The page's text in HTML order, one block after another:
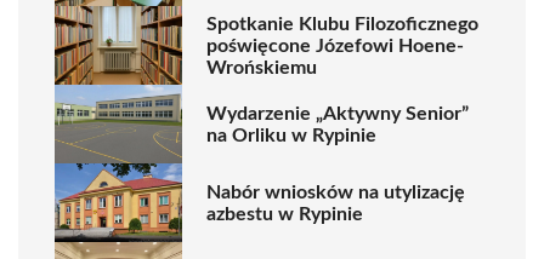
Spotkanie Klubu Filozoficznego
poświęcone Józefowi Hoene-
Wrońskiemu
Wydarzenie „Aktywny Senior”
na Orliku w Rypinie
Nabór wniosków na utylizację
azbestu w Rypinie